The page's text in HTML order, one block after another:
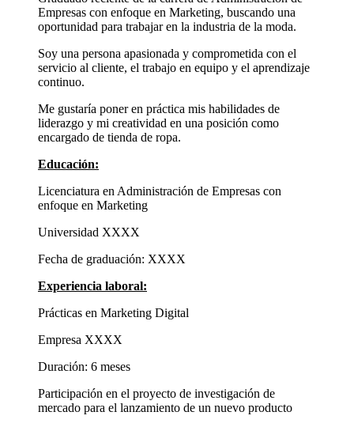
Empresas con enfoque en Marketing, buscando una
oportunidad para trabajar en la industria de la moda.
Soy una persona apasionada y comprometida con el
servicio al cliente, el trabajo en equipo y el aprendizaje
continuo.
Me gustaría poner en práctica mis habilidades de
liderazgo y mi creatividad en una posición como
encargado de tienda de ropa.
Educación:
Licenciatura en Administración de Empresas con
enfoque en Marketing
Universidad XXXX
Fecha de graduación: XXXX
Experiencia laboral:
Prácticas en Marketing Digital
Empresa XXXX
Duración: 6 meses
Participación en el proyecto de investigación de
mercado para el lanzamiento de un nuevo producto